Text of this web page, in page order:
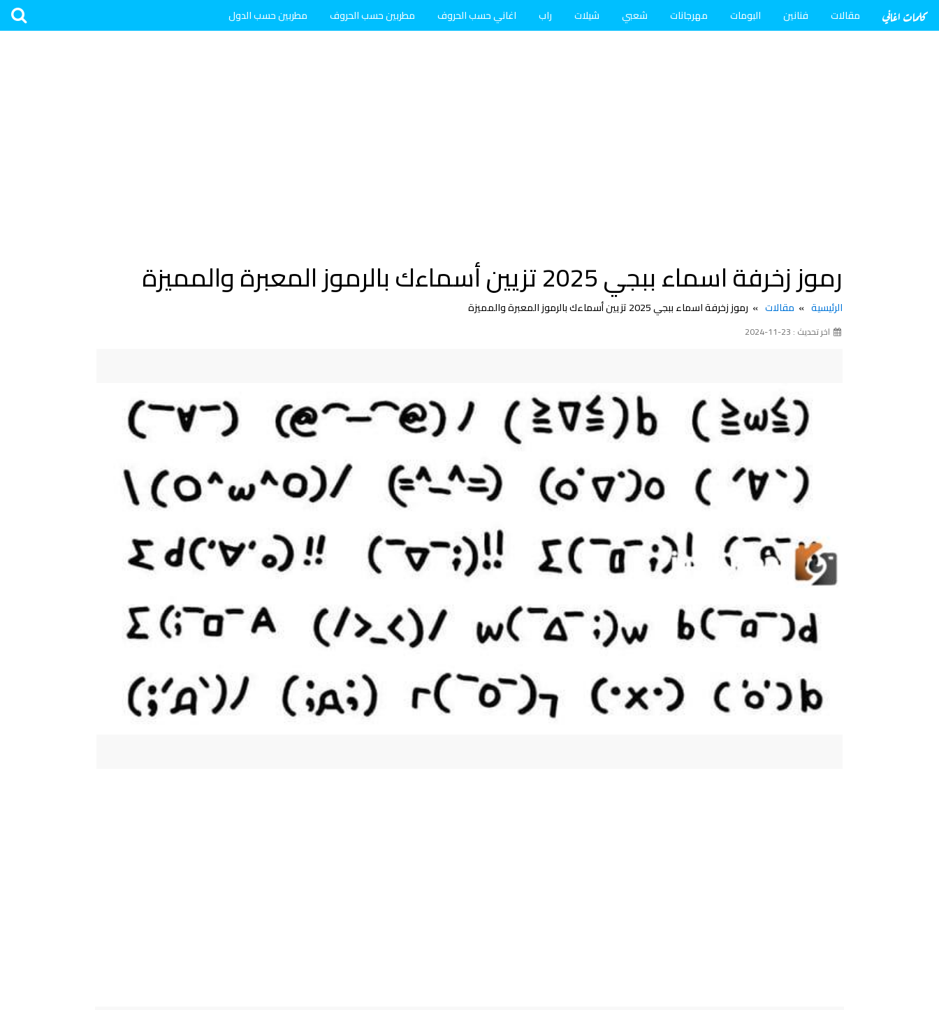
كلمات اغاني مقالات فنانين البومات مهرجانات شعبي شيلات راب اغاني حسب الحروف مطربين حسب الحروف مطربين حسب الدول
رموز زخرفة اسماء ببجي 2025 تزيين أسماءك بالرموز المعبرة والمميزة
الرئيسية مقالات رموز زخرفة اسماء ببجي 2025 تزيين أسماءك بالرموز المعبرة والمميزة
اخر تحديث : 23-11-2024